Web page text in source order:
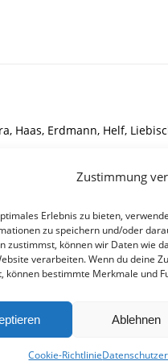
Zustimmung
Erlebnis zu bieten,
zu speichern und/oder
zustimmst, können wir Daten wie
verarbeiten. Wenn du deine
können bestimmte Merkmale und
Ablehnen
Cookie-Richtlinie
Haas, Erdmann, Helf,